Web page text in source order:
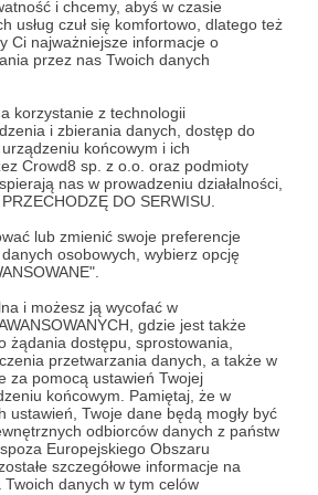
i chcemy, abyś w czasie
usług czuł się komfortowo, dlatego też
Ci najważniejsze informacje o
przez nas Twoich danych
korzystanie z technologii
i zbierania danych, dostęp do
końcowym i ich
Crowd8 sp. z o.o. oraz podmioty
nas w prowadzeniu działalności,
DO SERWISU.
lub zmienić swoje preferencje
osobowych, wybierz opcję
i możesz ją wycofać w
gdzie jest także
żądania dostępu, sprostowania,
przetwarzania danych, a także w
za pomocą ustawień Twojej
końcowym. Pamiętaj, że w
ustawień, Twoje dane będą mogły być
odbiorców danych z państw
Europejskiego Obszaru
szczegółowe informacje na
danych w tym celów
o wydarzeniach
w tematyce mangi i anime,
komiksu czy e-
daje z siebie ile tylko się da,
najwyższej jakości materiał
pisemny.Bez żadnych
z naszej pracy, której
czasu, osiągnęliśmy punkt,
nazwać się największym
w naszym kraju.
z siebie jeszcze więcej!
że będziemy w stanie
dalej. Rozwinąć nasz kanał na
przydatne funkcjonalności
nagrywać lepszy materiał,
czy wypuścić aplikację
platformy. Tym, co nas
są koszty.Wszystko idzie z
środków, a przecież samo
Rozwiń opis
redakcji
83%
nam po
i narzędzia
strony i
📲 250 zł —
na iOS
250 zł
Wielu z Was o to
chcemy to w
Ten próg pozwoli
utrzymanie konta
Apple, bez którego
listą konwentów nie